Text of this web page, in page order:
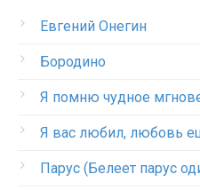
Евгений Онегин
Бородино
Я помню чудное
Я вас любил, любовь
Парус (Белеет парус